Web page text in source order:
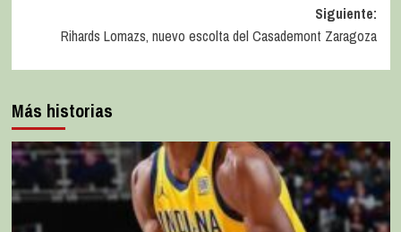
Siguiente:
Rihards Lomazs, nuevo escolta del Casademont Zaragoza
Más historias